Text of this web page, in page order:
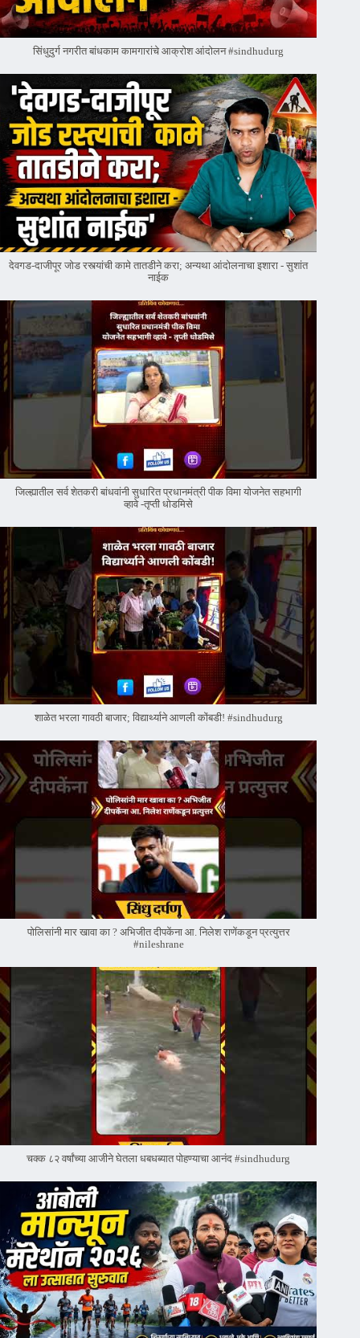
सिंधुदुर्ग नगरीत बांधकाम कामगारांचे आक्रोश आंदोलन #sindhudurg
देवगड-दाजीपूर जोड रस्त्यांची कामे तातडीने करा; अन्यथा आंदोलनाचा इशारा - सुशांत
नाईक
जिल्ह्यातील सर्व शेतकरी बांधवांनी सुधारित प्रधानमंत्री पीक विमा योजनेत सहभागी
व्हावे -तृप्ती धोडमिसे
शाळेत भरला गावठी बाजार; विद्यार्थ्याने आणली कोंबडी! #sindhudurg
पोलिसांनी मार खावा का ? अभिजीत दीपकेंना आ. निलेश राणेंकडून प्रत्युत्तर
#nileshrane
चक्क ८२ वर्षांच्या आजीने घेतला धबधब्यात पोहण्याचा आनंद #sindhudurg